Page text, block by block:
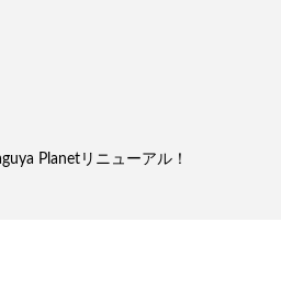
Planetリニューアル！